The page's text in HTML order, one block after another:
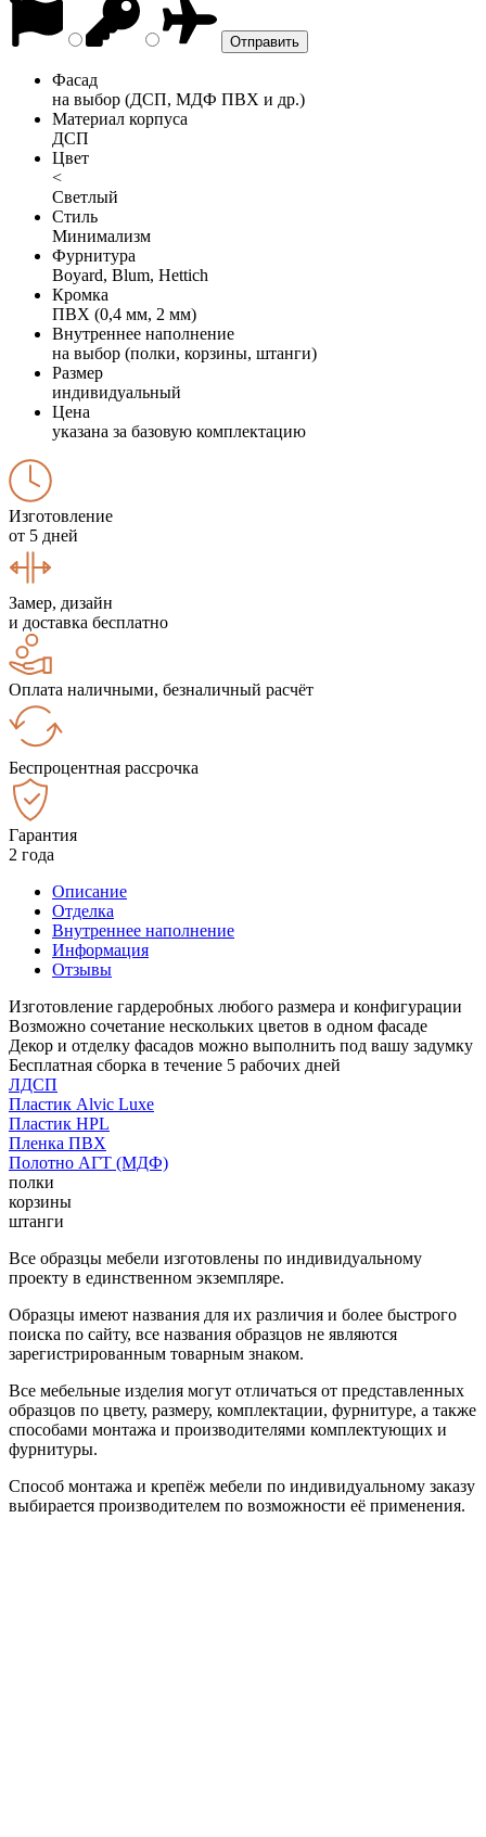
Фасад
на выбор (ДСП, МДФ ПВХ и др.)
Материал корпуса
ДСП
Цвет
<
Светлый
Стиль
Минимализм
Фурнитура
Boyard, Blum, Hettich
Кромка
ПВХ (0,4 мм, 2 мм)
Внутреннее наполнение
на выбор (полки, корзины, штанги)
Размер
индивидуальный
Цена
указана за базовую комплектацию
Изготовление
от 5 дней
Замер, дизайн
и доставка бесплатно
Оплата наличными, безналичный расчёт
Беспроцентная рассрочка
Гарантия
2 года
Описание
Отделка
Внутреннее наполнение
Информация
Отзывы
Изготовление гардеробных любого размера и конфигурации
Возможно сочетание нескольких цветов в одном фасаде
Декор и отделку фасадов можно выполнить под вашу задумку
Бесплатная сборка в течение 5 рабочих дней
ЛДСП
Пластик Alvic Luxe
Пластик HPL
Пленка ПВХ
Полотно АГТ (МДФ)
полки
корзины
штанги
Все образцы мебели изготовлены по индивидуальному
проекту в единственном экземпляре.
Образцы имеют названия для их различия и более быстрого
поиска по сайту, все названия образцов не являются
зарегистрированным товарным знаком.
Все мебельные изделия могут отличаться от представленных
образцов по цвету, размеру, комплектации, фурнитуре, а также
способами монтажа и производителями комплектующих и
фурнитуры.
Способ монтажа и крепёж мебели по индивидуальному заказу
выбирается производителем по возможности её применения.